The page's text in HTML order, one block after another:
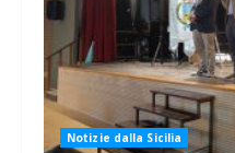
Notizie dalla Sicilia